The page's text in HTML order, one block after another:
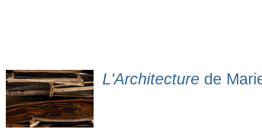
L'Architecture de